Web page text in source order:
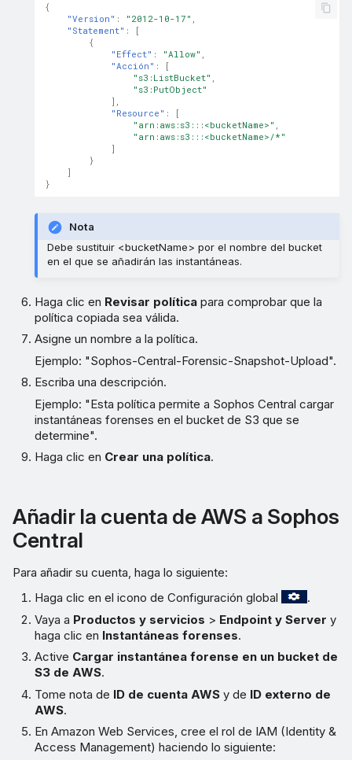
{
"Version" : "2012-10-17" ,
"Statement" :
[
{
"Effect" : "Allow" ,
"Acción" :
[
"s3:ListBucket" ,
"s3:PutObject"
],
"Resource" :
[
"arn:aws:s3:::<bucketName>" ,
"arn:aws:s3:::<bucketName>/*"
]
}
]
}
Nota
Debe sustituir <bucketName> por el nombre del bucket
en el que se añadirán las instantáneas.
Haga clic en Revisar política para comprobar que la
política copiada sea válida.
Asigne un nombre a la política.
Ejemplo: "Sophos-Central-Forensic-Snapshot-Upload".
Escriba una descripción.
Ejemplo: "Esta política permite a Sophos Central cargar
instantáneas forenses en el bucket de S3 que se
determine".
Haga clic en Crear una política.
Añadir la cuenta de AWS a Sophos
Central
Para añadir su cuenta, haga lo siguiente:
Haga clic en el icono de Configuración global
.
Vaya a Productos y servicios > Endpoint y Server y
haga clic en Instantáneas forenses.
Active Cargar instantánea forense en un bucket de
S3 de AWS.
Tome nota de ID de cuenta AWS y de ID externo de
AWS.
En Amazon Web Services, cree el rol de IAM (Identity &
Access Management) haciendo lo siguiente: